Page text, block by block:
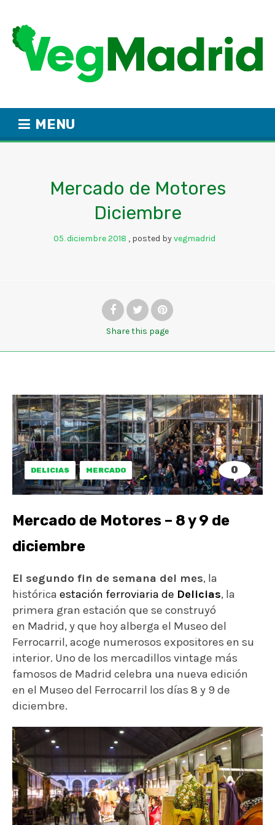
MENU
Mercado de Motores
Diciembre
05. diciembre2018 posted byvegmadrid
Sharethis page
DELICIAS MERCADO 0
Mercado de Motores – 8 y 9 de
diciembre
El segundo fin de semana del mes, la
histórica estación ferroviaria de Delicias, la
primera gran estación que se construyó
en Madrid, y que hoy alberga el Museo del
Ferrocarril, acoge numerosos expositores en su
interior. Uno de los mercadillos vintage más
famosos de Madrid celebra una nueva edición
en el Museo del Ferrocarril los días 8 y 9 de
diciembre.